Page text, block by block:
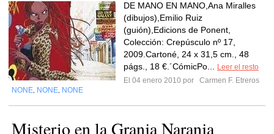
DE MANO EN MANO,Ana Miralles
(dibujos),Emilio Ruiz
(guión),Edicions de Ponent,
Colección: Crepúsculo nº 17,
2009.Cartoné, 24 x 31,5 cm., 48
págs., 18 €.´CómicPo...
Leer el resto
El 04 enero 2010 por
Carmen F. Etreros
NONE NONE NONE
Misterio en la Granja Naranja